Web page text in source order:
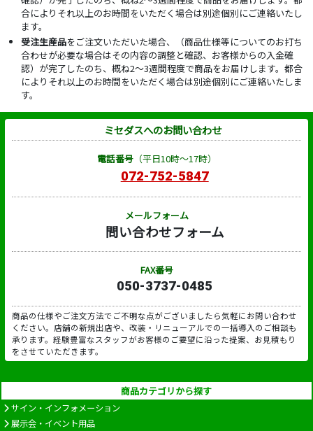
合によりそれ以上のお時間をいただく場合は別途個別にご連絡いたし
ます。
受注生産品をご注文いただいた場合、（商品仕様等についてのお打ち
合わせが必要な場合はその内容の調整と確認、お客様からの入金確
認）が完了したのち、概ね2～3週間程度で商品をお届けします。都合
によりそれ以上のお時間をいただく場合は別途個別にご連絡いたしま
す。
ミセダスへのお問い合わせ
電話番号（平日10時～17時）
072-752-5847
メールフォーム
問い合わせフォーム
FAX番号
050-3737-0485
商品の仕様やご注文方法でご不明な点がございましたら気軽にお問い合わせ
ください。店舗の新規出店や、改装・リニューアルでの一括導入のご相談も
承ります。経験豊富なスタッフがお客様のご要望に沿った提案、お見積もり
をさせていただきます。
商品カテゴリから探す
サイン・インフォメーション
展示会・イベント用品